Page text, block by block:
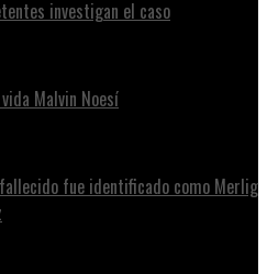
investigan el caso
Malvin Noesí
fue identificado como Merlig